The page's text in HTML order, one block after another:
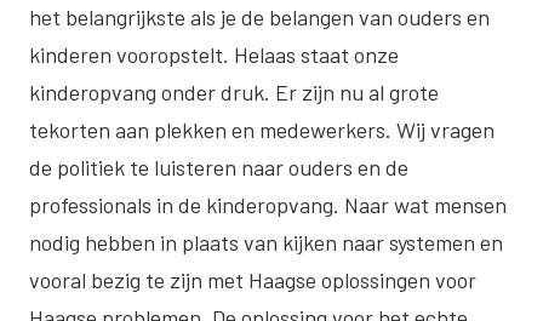
het belangrijkste als je de belangen van ouders en
kinderen vooropstelt. Helaas staat onze
kinderopvang onder druk. Er zijn nu al grote
tekorten aan plekken en medewerkers. Wij vragen
de politiek te luisteren naar ouders en de
professionals in de kinderopvang. Naar wat mensen
nodig hebben in plaats van kijken naar systemen en
vooral bezig te zijn met Haagse oplossingen voor